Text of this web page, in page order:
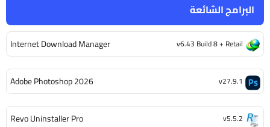
البرامج الشائعة
Internet Download Manager v6.43 Build 8 + Retail
Adobe Photoshop 2026 v27.9.1
Revo Uninstaller Pro v5.5.2